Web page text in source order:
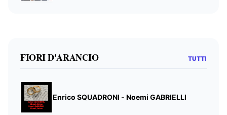
FIORI D'ARANCIO TUTTI
Enrico SQUADRONI - Noemi GABRIELLI